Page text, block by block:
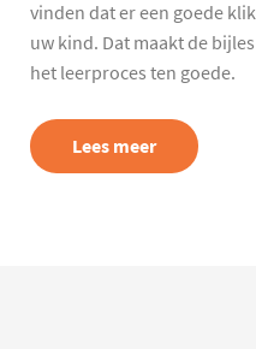
vinden dat er een goede
uw kind. Dat maakt de
het leerproces ten goede.
Lees meer